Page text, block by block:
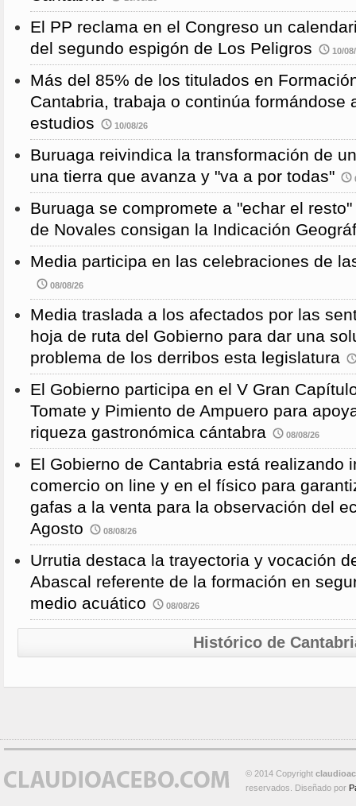
El PP reclama en el Congreso un
del segundo espigón de Los Peligros
10/
Más del 85% de los titulados en
Cantabria, trabaja o continúa formándose
estudios
10/08/26
Buruaga reivindica la transformación de
una tierra que avanza y "va a por todas"
Buruaga se compromete a "echar el
de Novales consigan la Indicación
Media participa en las celebraciones de
08/08/26
Media traslada a los afectados por las
hoja de ruta del Gobierno para dar una
problema de los derribos esta legislatura
El Gobierno participa en el V Gran
Tomate y Pimiento de Ampuero para
riqueza gastronómica cántabra
08/08/26
El Gobierno de Cantabria está realizando
comercio on line y en el físico para
gafas a la venta para la observación del
Agosto
08/08/26
Urrutia destaca la trayectoria y vocación
Abascal referente de la formación en
medio acuático
08/08/26
Histórico de
© 2014 Copyright
reservados. Diseñado por